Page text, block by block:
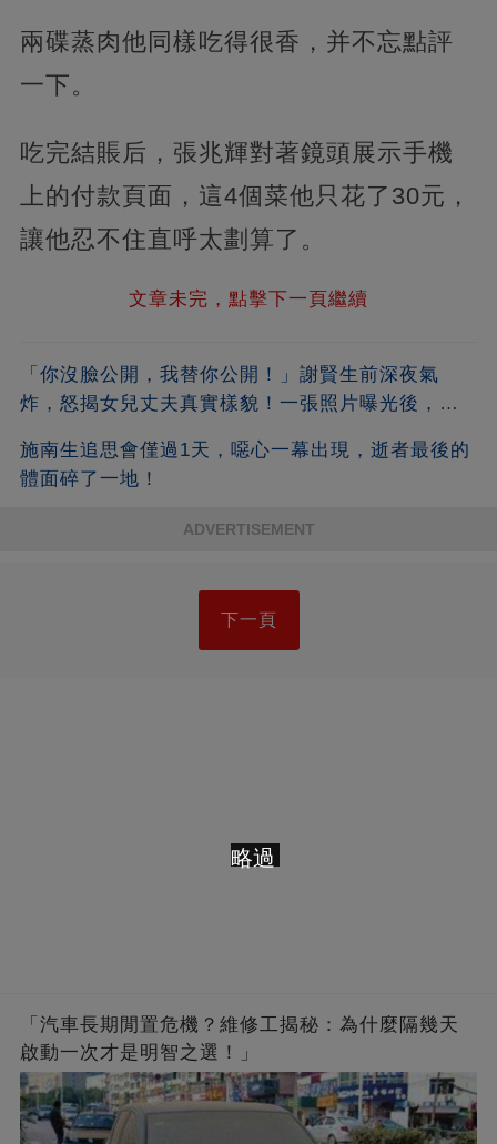
兩碟蒸肉他同樣吃得很香，并不忘點評
一下。
吃完結賬后，張兆輝對著鏡頭展示手機
上的付款頁面，這4個菜他只花了30元，
讓他忍不住直呼太劃算了。
文章未完，點擊下一頁繼續
「你沒臉公開，我替你公開！」謝賢生前深夜氣
炸，怒揭女兒丈夫真實樣貌！一張照片曝光後，全
施南生追思會僅過1天，噁心一幕出現，逝者最後的
體面碎了一地！
ADVERTISEMENT
下一頁
「汽車長期閒置危機？維修工揭秘：為什麼隔幾天
啟動一次才是明智之選！」
略過